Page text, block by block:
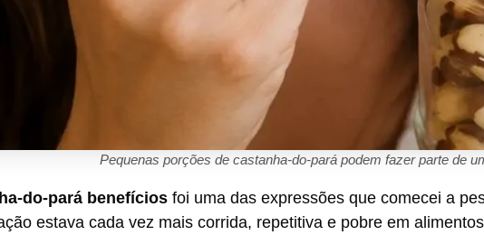
Pequenas porções de castanha-do-pará podem fazer parte de
do-pará benefíciosfoi uma das expressões que comecei a
estava cada vez mais corrida, repetitiva e pobre em